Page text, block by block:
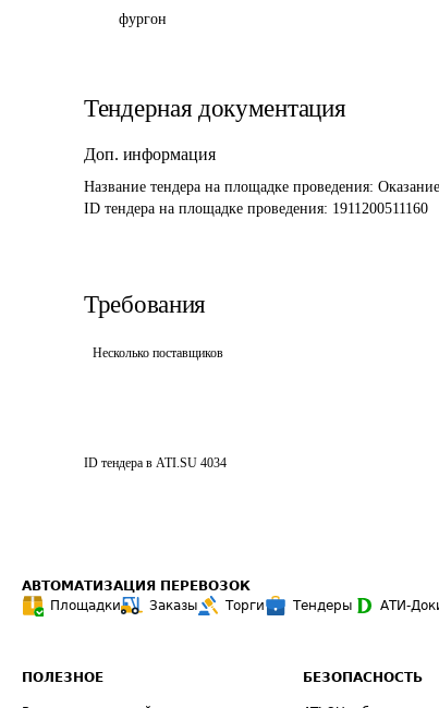
фургон
Тендерная документация
Доп. информация
Название тендера на площадке проведения:
ID тендера на площадке проведения: 1911200511160
Требования
Несколько поставщиков
ID тендера в ATI.SU 4034
АВТОМАТИЗАЦИЯ ПЕРЕВОЗОК
Площадки
Заказы Торги Тендеры АТИ-
ПОЛЕЗНОЕ БЕЗОПАСНОСТЬ